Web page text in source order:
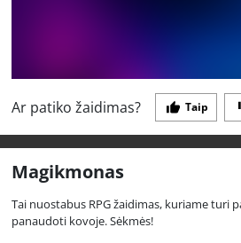
Ar patiko žaidimas? Taip
Magikmonas
Tai nuostabus RPG žaidimas, kuriame turi
panaudoti kovoje. Sėkmės!